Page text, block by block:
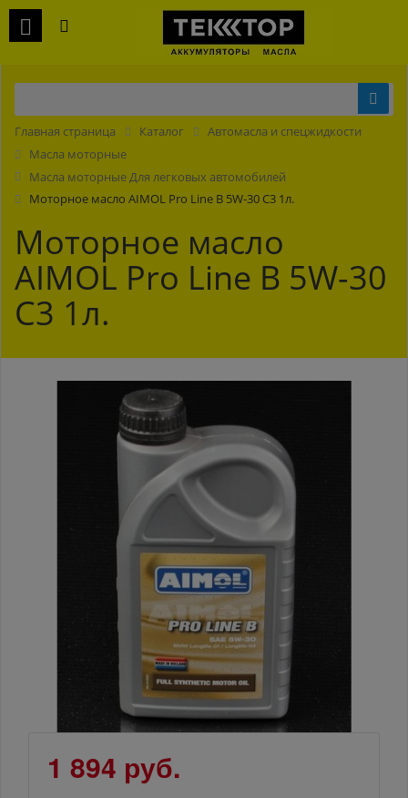
Главная страница Каталог
Автомасла и спецжидкости
Масла моторные
Масла моторные Для легковых автомобилей
Моторное масло AIMOL Pro Line B 5W-30 C3 1л.
Моторное масло
AIMOL Pro Line B 5W-30
C3 1л.
1 894 руб.